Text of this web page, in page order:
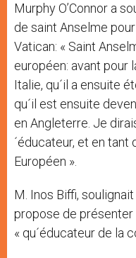
Murphy O’Connor a
de saint Anselme
Vatican: « Saint
européen: avant pour
Italie, qu´il a ensuite
qu´il est ensuite
en Angleterre. Je
´éducateur, et en tant
Européen ».
M. Inos Biffi,
propose de présenter
« qu´éducateur de la